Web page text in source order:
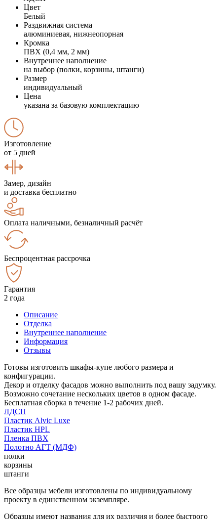
Цвет
Белый
Раздвижная система
алюминиевая, нижнеопорная
Кромка
ПВХ (0,4 мм, 2 мм)
Внутреннее наполнение
на выбор (полки, корзины, штанги)
Размер
индивидуальный
Цена
указана за базовую комплектацию
Изготовление
от 5 дней
Замер, дизайн
и доставка бесплатно
Оплата наличными, безналичный расчёт
Беспроцентная рассрочка
Гарантия
2 года
Описание
Отделка
Внутреннее наполнение
Информация
Отзывы
Готовы изготовить шкафы-купе любого размера и
конфигурации.
Декор и отделку фасадов можно выполнить под вашу задумку.
Возможно сочетание нескольких цветов в одном фасаде.
Бесплатная сборка в течение 1-2 рабочих дней.
ЛДСП
Пластик Alvic Luxe
Пластик HPL
Пленка ПВХ
Полотно АГТ (МДФ)
полки
корзины
штанги
Все образцы мебели изготовлены по индивидуальному
проекту в единственном экземпляре.
Образцы имеют названия для их различия и более быстрого